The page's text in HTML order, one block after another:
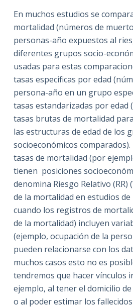
En muchos estudios se
mortalidad (números de
personas-año expuestos al
diferentes grupos socio-
usadas para estas
tasas especificas por edad
persona-año en un grupo
tasas estandarizadas por edad
tasas brutas de mortalidad
las estructuras de edad de los
socioeconómicos
tasas de mortalidad (por
tienen posiciones
denomina Riesgo Relativo (RR)
de la mortalidad en estudios de
cuando los registros de
de la mortalidad) incluyen
(ejemplo, ocupación de la
pueden relacionarse con los
muchos casos esto no es
tendremos que hacer vínculos
ejemplo, al tener el domicilio
o al poder estimar los